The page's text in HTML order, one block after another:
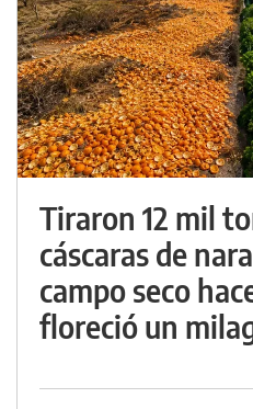
Tiraron 12 mil
cáscaras de
campo seco
floreció un